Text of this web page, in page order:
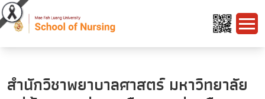
สำนักวิชาพยาบาลศาสตร์ มหาวิทยาลัย